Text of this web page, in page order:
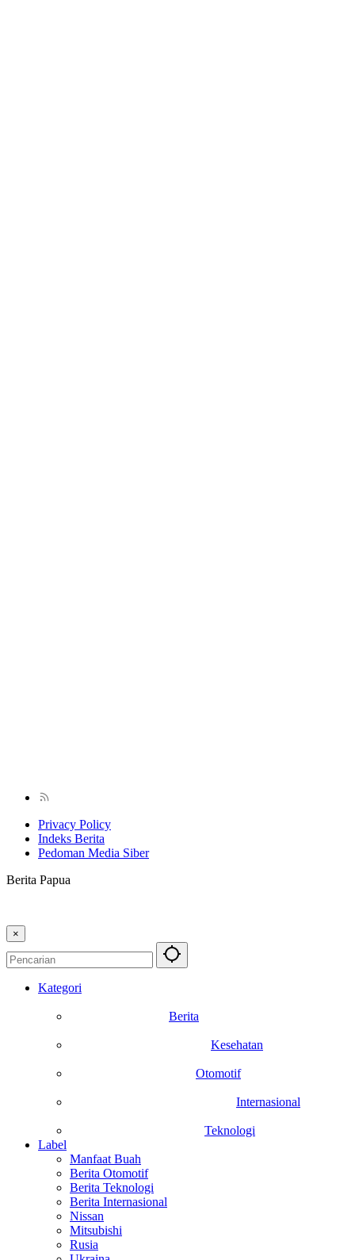
Privacy Policy
Indeks Berita
Pedoman Media Siber
Berita Papua
×
Kategori
Berita
Kesehatan
Otomotif
Internasional
Teknologi
Label
Manfaat Buah
Berita Otomotif
Berita Teknologi
Berita Internasional
Nissan
Mitsubishi
Rusia